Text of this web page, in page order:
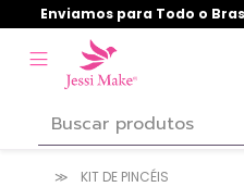
Enviamos para Todo o
KIT DE PINCÉIS